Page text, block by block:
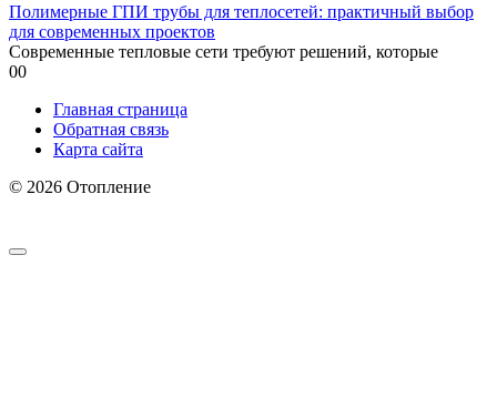
Полимерные ГПИ трубы для теплосетей: практичный выбор
для современных проектов
Современные тепловые сети требуют решений, которые
00
Главная страница
Обратная связь
Карта сайта
© 2026 Отопление